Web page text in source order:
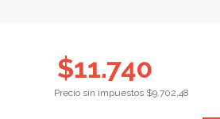
$11.740
Precio sin impuestos $9.702,48